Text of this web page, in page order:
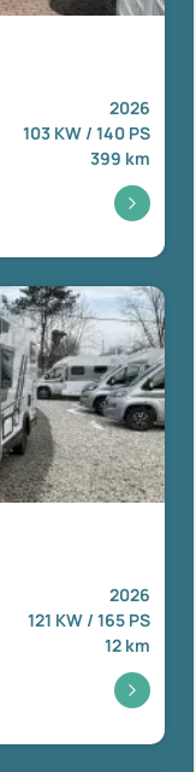
2026
103 KW / 140 PS
399 km
2026
121 KW / 165 PS
12 km